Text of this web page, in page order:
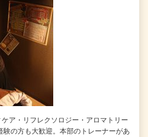
ア・リフレクソロジー・アロマトリー
験の方も大歓迎。本部のトレーナーがあ